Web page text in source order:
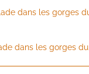
dans les gorges
dans les gorges